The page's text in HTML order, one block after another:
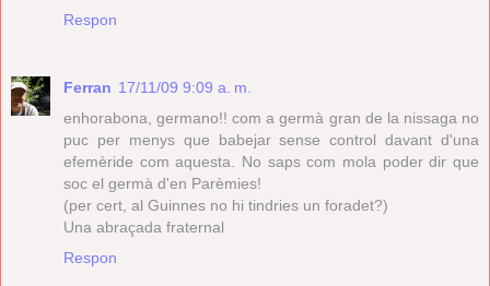
Respon
Ferran 17/11/09 9:09 a. m.
enhorabona, germano!! com a germà gran de la nissaga no
puc per menys que babejar sense control davant d'una
efemèride com aquesta. No saps com mola poder dir que
soc el germà d'en Parèmies!
(per cert, al Guinnes no hi tindries un foradet?)
Una abraçada fraternal
Respon